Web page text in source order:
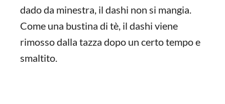
dado da minestra, il dashi non si mangia.
Come una bustina di tè, il dashi viene
rimosso dalla tazza dopo un certo tempo e
smaltito.